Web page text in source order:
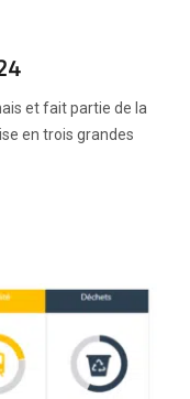
et fait partie de la
en trois grandes